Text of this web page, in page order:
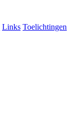
Links Toelichtingen